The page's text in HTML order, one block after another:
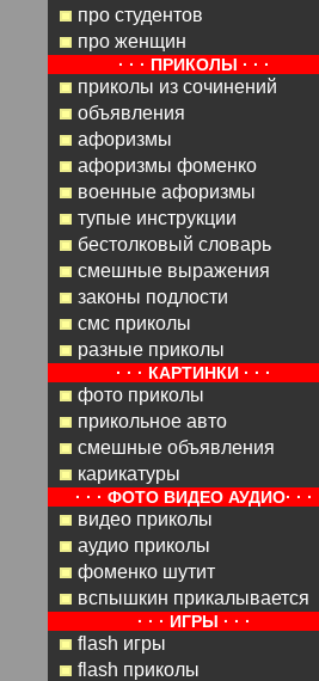
про студентов
про женщин
· · · ПРИКОЛЫ · · ·
приколы из сочинений
объявления
афоризмы
афоризмы фоменко
военные афоризмы
тупые инструкции
бестолковый словарь
смешные выражения
законы подлости
смс приколы
разные приколы
· · · КАРТИНКИ · · ·
фото приколы
прикольное авто
смешные объявления
карикатуры
· · · ФОТО ВИДЕО АУДИО· · ·
видео приколы
аудио приколы
фоменко шутит
вспышкин прикалывается
· · · ИГРЫ · · ·
flash игры
flash приколы